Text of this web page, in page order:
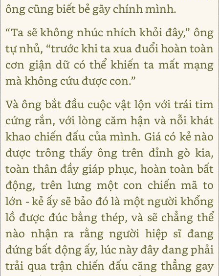
ông cũng biết bẻ gãy chính mình.
“Ta sẽ không nhúc nhích khỏi đây,” ông
tự nhủ, “trước khi ta xua đuổi hoàn toàn
cơn giận dữ có thể khiến ta mất mạng
mà không cứu được con.”
Và ông bắt đầu cuộc vật lộn với trái tim
cứng rắn, với lòng căm hận và nỗi khát
khao chiến đấu của mình. Giá có kẻ nào
được trông thấy ông trên đỉnh gò kia,
toàn thân đầy giáp phục, hoàn toàn bất
động, trên lưng một con chiến mã to
lớn - kẻ ấy sẽ bảo đó là một người khổng
lồ được đúc bằng thép, và sẽ chẳng thể
nào nhận ra rằng người hiệp sĩ đang
đứng bất động ấy, lúc này đây đang phải
trải qua trận chiến đấu căng thẳng gay